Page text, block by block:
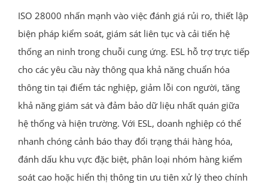
ISO 28000 nhấn mạnh vào việc đánh giá rủi ro, thiết lập
biện pháp kiểm soát, giám sát liên tục và cải tiến hệ
thống an ninh trong chuỗi cung ứng. ESL hỗ trợ trực tiếp
cho các yêu cầu này thông qua khả năng chuẩn hóa
thông tin tại điểm tác nghiệp, giảm lỗi con người, tăng
khả năng giám sát và đảm bảo dữ liệu nhất quán giữa
hệ thống và hiện trường. Với ESL, doanh nghiệp có thể
nhanh chóng cảnh báo thay đổi trạng thái hàng hóa,
đánh dấu khu vực đặc biệt, phân loại nhóm hàng kiểm
soát cao hoặc hiển thị thông tin ưu tiên xử lý theo chính